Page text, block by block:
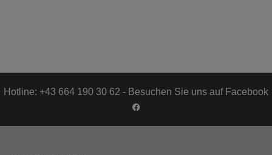
Hotline: +43 664 190 30 62 - Besuchen Sie uns auf Facebook